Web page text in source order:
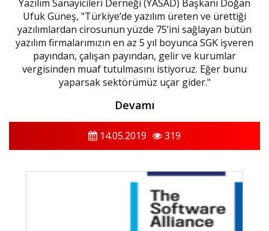
Yazılım Sanayicileri Derneği (YASAD) Başkanı Doğan
Ufuk Güneş, "Türkiye’de yazılım üreten ve ürettiği
yazılımlardan cirosunun yüzde 75’ini sağlayan bütün
yazılım firmalarımızın en az 5 yıl boyunca SGK işveren
payından, çalışan payından, gelir ve kurumlar
vergisinden muaf tutulmasını istiyoruz. Eğer bunu
yaparsak sektörümüz uçar gider."
Devamı
14.05.2019 319